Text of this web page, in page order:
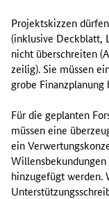
Projektskizzen
(inklusive Deckblatt,
nicht überschreiten
zeilig). Sie müssen
grobe Finanzplanung
Für die geplanten
müssen eine
ein
Willensbekundungen
hinzugefügt werden.